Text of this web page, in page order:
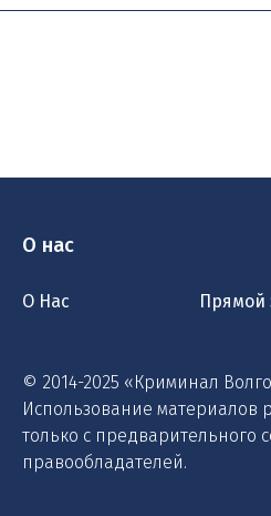
О нас
О Нас Прямой
© 2014-2025 «Криминал
Использование материалов
только с предварительного
правообладателей.